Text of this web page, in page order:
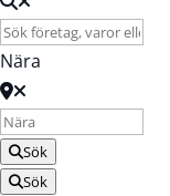
Nära
Sök
Sök